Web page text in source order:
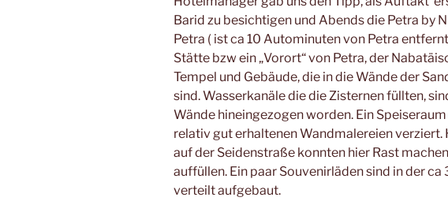
Barid zu besichtigen und Abends die Petra by
Petra ( ist ca 10 Autominuten von Petra
Stätte bzw ein „Vorort“ von Petra, der
Tempel und Gebäude, die in die Wände der
sind. Wasserkanäle die die Zisternen füllten,
Wände hineingezogen worden. Ein
relativ gut erhaltenen Wandmalereien verziert.
auf der Seidenstraße konnten hier Rast
auffüllen. Ein paar Souvenirläden sind in der
verteilt aufgebaut.